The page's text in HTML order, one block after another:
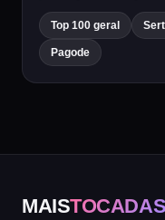
Top 100 geral
Pagode
MAISTOCADAS